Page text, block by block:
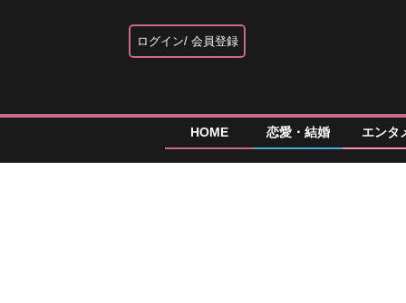
ログイン 会員登録
HOME 恋愛・結婚 エンタ